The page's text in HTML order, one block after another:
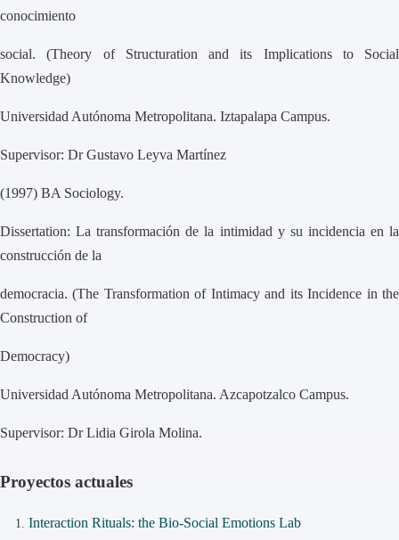
conocimiento
social. (Theory of Structuration and its Implications to Social
Knowledge)
Universidad Autónoma Metropolitana. Iztapalapa Campus.
Supervisor: Dr Gustavo Leyva Martínez
(1997) BA Sociology.
Dissertation: La transformación de la intimidad y su incidencia en la
construcción de la
democracia. (The Transformation of Intimacy and its Incidence in the
Construction of
Democracy)
Universidad Autónoma Metropolitana. Azcapotzalco Campus.
Supervisor: Dr Lidia Girola Molina.
Proyectos actuales
Interaction Rituals: the Bio-Social Emotions Lab